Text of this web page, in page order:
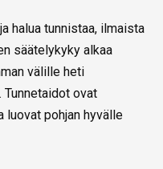
halua tunnistaa, ilmaista
säätelykyky alkaa
välille heti
ovat
luovat pohjan hyvälle